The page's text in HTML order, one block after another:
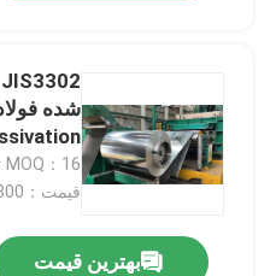
MOQ：16 تن
قیمت：Usd 680~800
بهترین قیمت